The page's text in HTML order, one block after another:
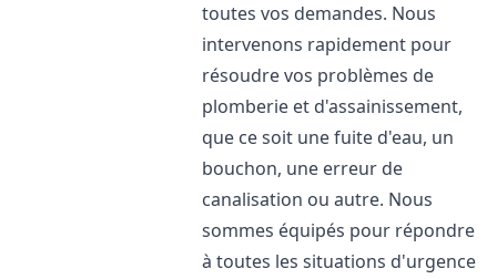
toutes vos demandes. Nous
intervenons rapidement pour
résoudre vos problèmes de
plomberie et d'assainissement,
que ce soit une fuite d'eau, un
bouchon, une erreur de
canalisation ou autre. Nous
sommes équipés pour répondre
à toutes les situations d'urgence